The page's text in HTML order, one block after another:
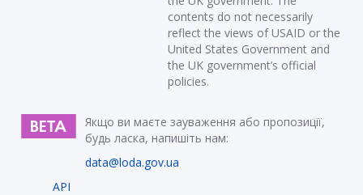
contents do not necessarily
reflect the views of USAID or the
United States Government and
the UK government’s official
policies.
Якщо ви маєте зауваження або пропозиції,
будь ласка, напишіть нам:
data@loda.gov.ua
API